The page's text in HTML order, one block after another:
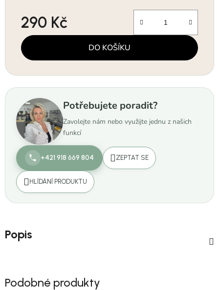
290 Kč
Měrná cena:
DO KOŠÍKU
Potřebujete poradit?
Zavolejte nám nebo využijte jednu z našich
funkcí
+421 918 669 804 ZEPTAT SE
HLÍDÁNÍ PRODUKTU
Popis
Podobné produkty